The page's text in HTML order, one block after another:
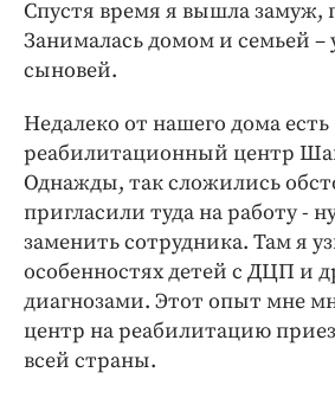
Спустя время я вышла замуж,
Занималась домом и семьей –
сыновей.
Недалеко от нашего дома есть
реабилитационный центр
Однажды, так сложились
пригласили туда на работу -
заменить сотрудника. Там я
особенностях детей с ДЦП и
диагнозами. Этот опыт мне
центр на реабилитацию
всей страны.